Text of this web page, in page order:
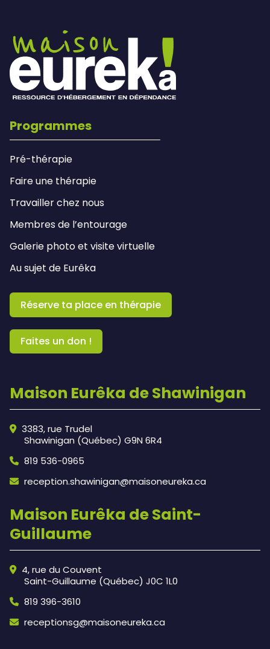
Programmes
Pré-thérapie
Faire une thérapie
Travailler chez nous
Membres de l’entourage
Galerie photo et visite virtuelle
Au sujet de Eurêka
Réserve ta place en thérapie
Faites un don !
Maison Eurêka de Shawinigan
3383, rue Trudel
Shawinigan (Québec) G9N 6R4
819 536-0965
reception.shawinigan@maisoneureka.ca
Maison Eurêka de Saint-
Guillaume
4, rue du Couvent
Saint-Guillaume (Québec) J0C 1L0
819 396-3610
receptionsg@maisoneureka.ca